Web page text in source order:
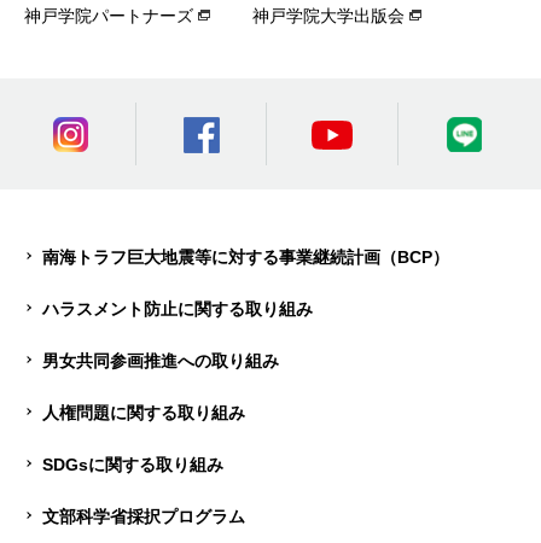
神戸学院パートナーズ 神戸学院大学出版会
南海トラフ巨大地震等に対する事業継続計画（BCP）
ハラスメント防止に関する取り組み
男女共同参画推進への取り組み
人権問題に関する取り組み
SDGsに関する取り組み
文部科学省採択プログラム